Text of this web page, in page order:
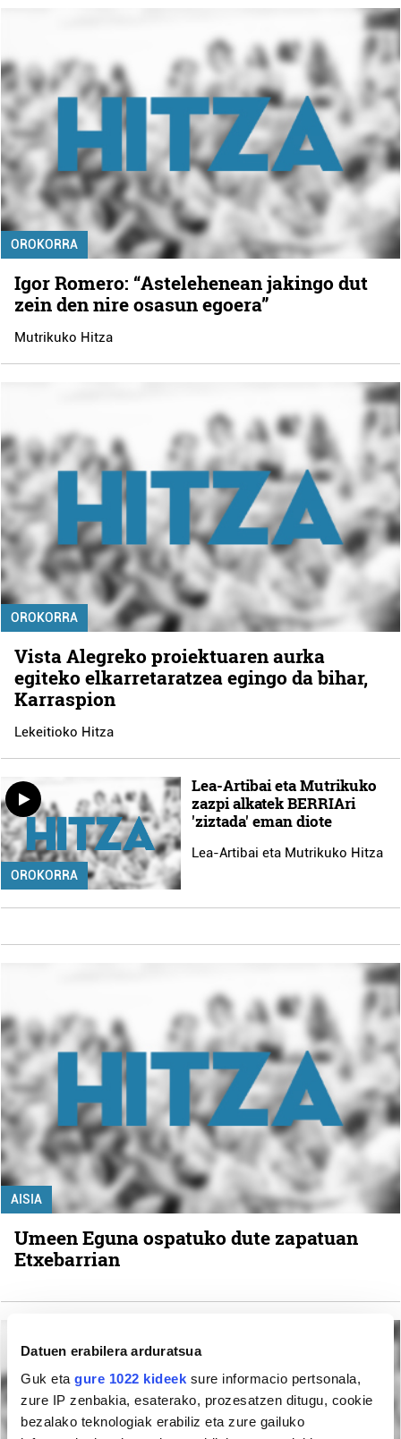
Datuen erabilera arduratsua
Guk eta gure 1022 kideek sure informacio pertsonala,
zure IP zenbakia, esaterako, prozesatzen ditugu, cookie
bezalako teknologiak erabiliz eta zure gailuko
OROKORRA
Igor Romero: “Astelehenean jakingo dut
zein den nire osasun egoera”
Mutrikuko Hitza
OROKORRA
Vista Alegreko proiektuaren aurka
egiteko elkarretaratzea egingo da bihar,
Karraspion
Lekeitioko Hitza
OROKORRA
Lea-Artibai eta Mutrikuko
zazpi alkatek BERRIAri
'ziztada' eman diote
Lea-Artibai eta Mutrikuko Hitza
AISIA
Umeen Eguna ospatuko dute zapatuan
Etxebarrian